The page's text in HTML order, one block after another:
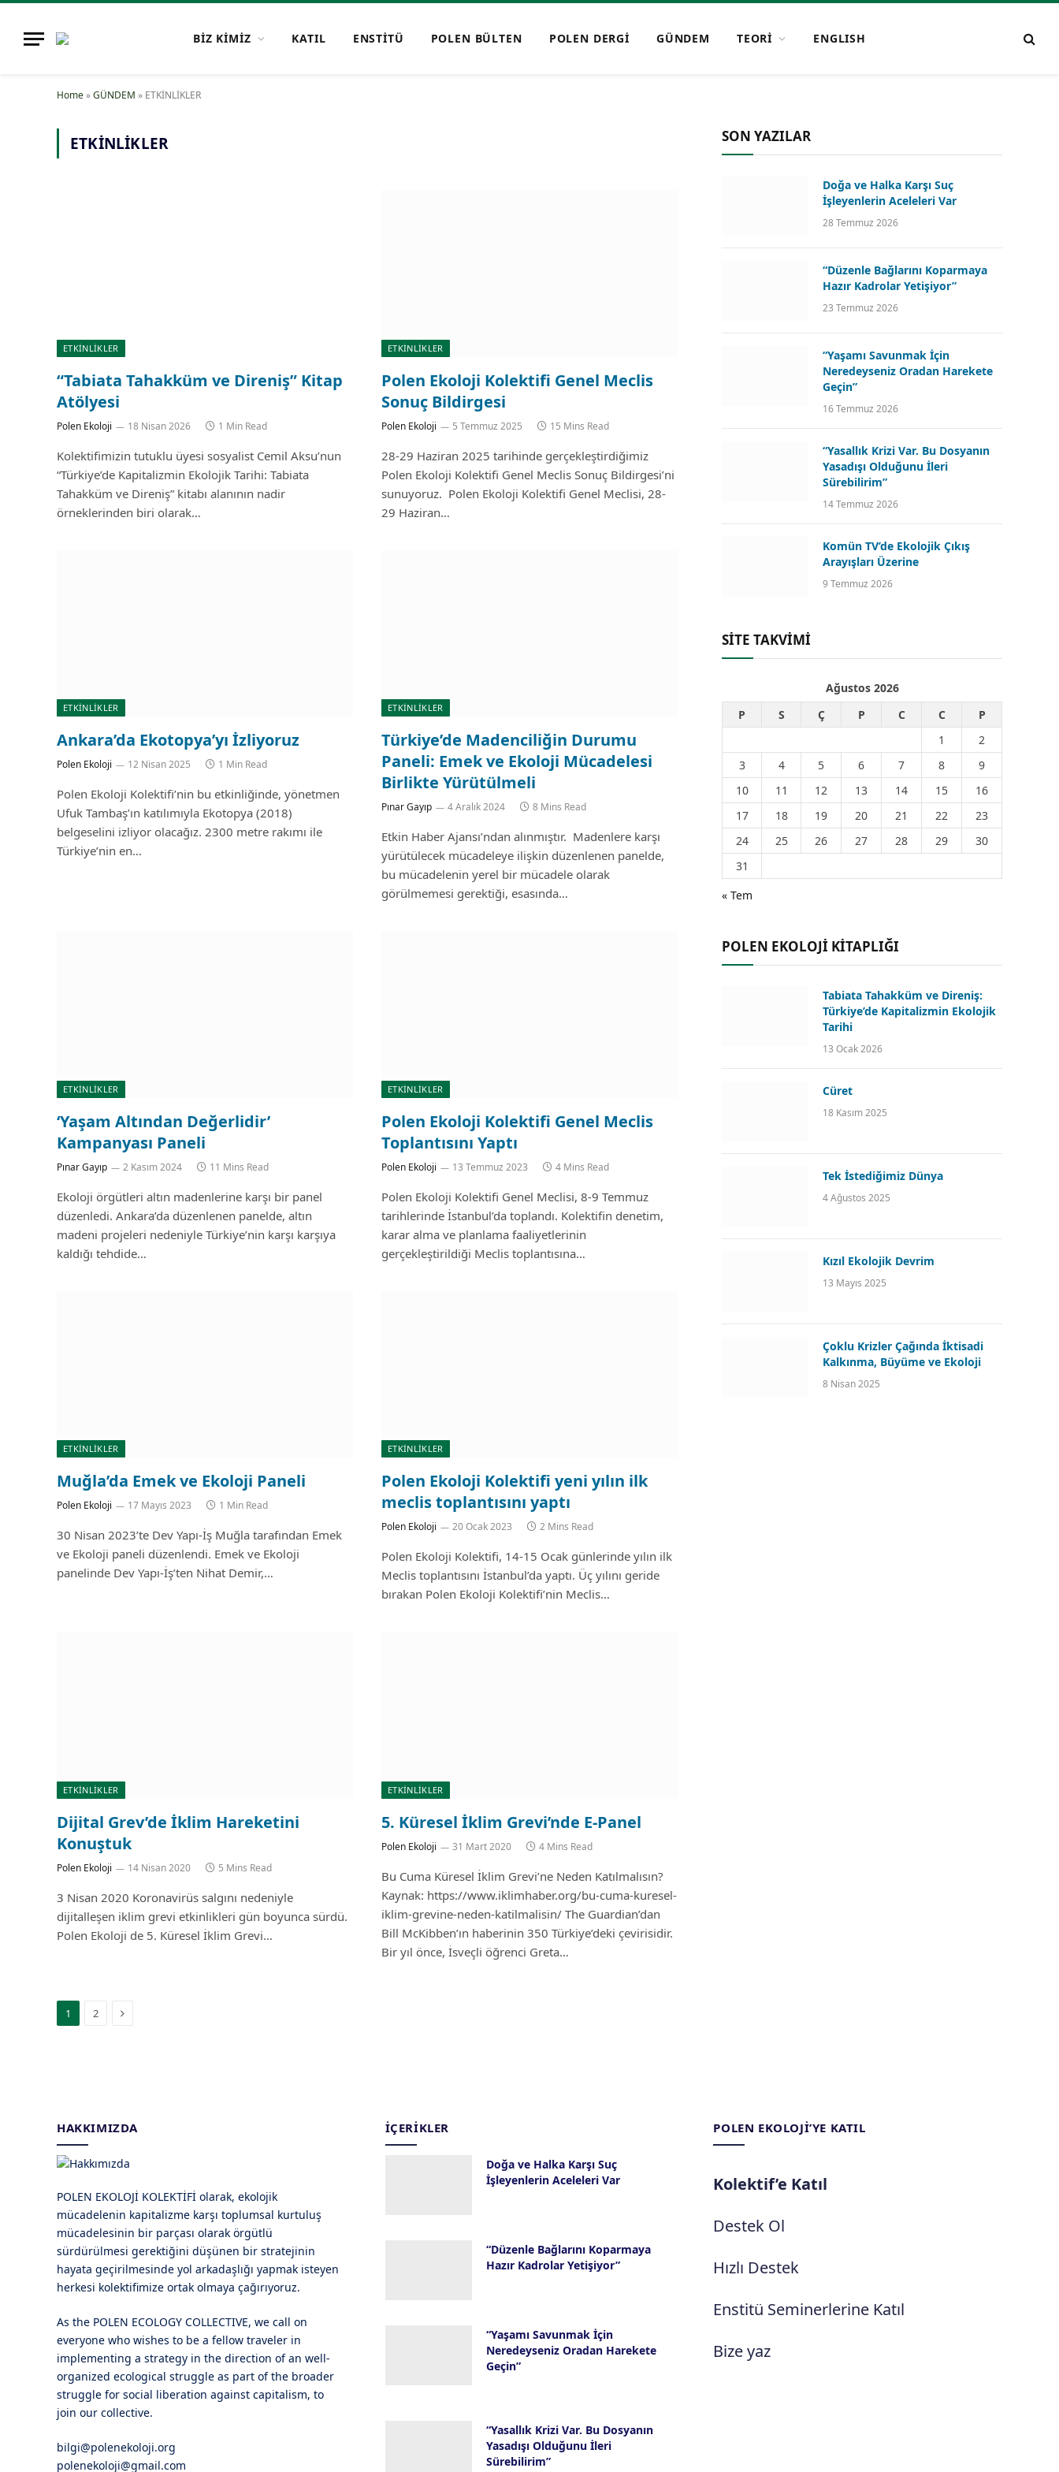
BİZ KİMİZ KATIL ENSTİTÜ POLEN BÜLTEN POLEN DERGİ GÜNDEM TEORİ ENGLISH
Home»GÜNDEM » ETKİNLİKLER
ETKİNLİKLER
ETKİNLİKLER
“Tabiata Tahakküm ve Direniş” Kitap
Atölyesi
Polen Ekoloji 18 Nisan 2026 1 Min Read
Kolektifimizin tutuklu üyesi sosyalist Cemil Aksu’nun
“Türkiye’de Kapitalizmin Ekolojik Tarihi: Tabiata
Tahakküm ve Direniş” kitabı alanının nadir
örneklerinden biri olarak…
ETKİNLİKLER
Polen Ekoloji Kolektifi Genel Meclis
Sonuç Bildirgesi
Polen Ekoloji 5 Temmuz 2025 15 Mins Read
28-29 Haziran 2025 tarihinde gerçekleştirdiğimiz
Polen Ekoloji Kolektifi Genel Meclis Sonuç Bildirgesi’ni
sunuyoruz. Polen Ekoloji Kolektifi Genel Meclisi, 28-
29 Haziran…
ETKİNLİKLER
Ankara’da Ekotopya’yı İzliyoruz
Polen Ekoloji 12 Nisan 2025 1 Min Read
Polen Ekoloji Kolektifi’nin bu etkinliğinde, yönetmen
Ufuk Tambaş’ın katılımıyla Ekotopya (2018)
belgeselini izliyor olacağız. 2300 metre rakımı ile
Türkiye’nin en…
ETKİNLİKLER
Türkiye’de Madenciliğin Durumu
Paneli: Emek ve Ekoloji Mücadelesi
Birlikte Yürütülmeli
Pınar Gayıp 4 Aralık 2024 8 Mins Read
Etkin Haber Ajansı’ndan alınmıştır. Madenlere karşı
yürütülecek mücadeleye ilişkin düzenlenen panelde,
bu mücadelenin yerel bir mücadele olarak
görülmemesi gerektiği, esasında…
ETKİNLİKLER
‘Yaşam Altından Değerlidir’
Kampanyası Paneli
Pınar Gayıp 2 Kasım 2024 11 Mins Read
Ekoloji örgütleri altın madenlerine karşı bir panel
düzenledi. Ankara’da düzenlenen panelde, altın
madeni projeleri nedeniyle Türkiye’nin karşı karşıya
kaldığı tehdide…
ETKİNLİKLER
Polen Ekoloji Kolektifi Genel Meclis
Toplantısını Yaptı
Polen Ekoloji 13 Temmuz 2023 4 Mins Read
Polen Ekoloji Kolektifi Genel Meclisi, 8-9 Temmuz
tarihlerinde İstanbul’da toplandı. Kolektifin denetim,
karar alma ve planlama faaliyetlerinin
gerçekleştirildiği Meclis toplantısına…
ETKİNLİKLER
Muğla’da Emek ve Ekoloji Paneli
Polen Ekoloji 17 Mayıs 2023 1 Min Read
30 Nisan 2023’te Dev Yapı-İş Muğla tarafından Emek
ve Ekoloji paneli düzenlendi. Emek ve Ekoloji
panelinde Dev Yapı-İş’ten Nihat Demir,…
ETKİNLİKLER
Polen Ekoloji Kolektifi yeni yılın ilk
meclis toplantısını yaptı
Polen Ekoloji 20 Ocak 2023 2 Mins Read
Polen Ekoloji Kolektifi, 14-15 Ocak günlerinde yılın ilk
Meclis toplantısını İstanbul’da yaptı. Üç yılını geride
bırakan Polen Ekoloji Kolektifi’nin Meclis…
ETKİNLİKLER
Dijital Grev’de İklim Hareketini
Konuştuk
Polen Ekoloji 14 Nisan 2020 5 Mins Read
3 Nisan 2020 Koronavirüs salgını nedeniyle
dijitalleşen iklim grevi etkinlikleri gün boyunca sürdü.
Polen Ekoloji de 5. Küresel İklim Grevi…
ETKİNLİKLER
5. Küresel İklim Grevi’nde E-Panel
Polen Ekoloji 31 Mart 2020 4 Mins Read
Bu Cuma Küresel İklim Grevi’ne Neden Katılmalısın?
Kaynak: https://www.iklimhaber.org/bu-cuma-kuresel-
iklim-grevine-neden-katilmalisin/ The Guardian’dan
Bill McKibben’ın haberinin 350 Türkiye’deki çevirisidir.
Bir yıl önce, İsveçli öğrenci Greta…
1 2 Next
SON YAZILAR
Doğa ve Halka Karşı Suç
İşleyenlerin Aceleleri Var
28 Temmuz 2026
“Düzenle Bağlarını Koparmaya
Hazır Kadrolar Yetişiyor”
23 Temmuz 2026
“Yaşamı Savunmak İçin
Neredeyseniz Oradan Harekete
Geçin”
16 Temmuz 2026
“Yasallık Krizi Var. Bu Dosyanın
Yasadışı Olduğunu İleri
Sürebilirim”
14 Temmuz 2026
Komün TV’de Ekolojik Çıkış
Arayışları Üzerine
9 Temmuz 2026
SİTE TAKVİMİ
Ağustos 2026
P
S Ç P C C
P
1
2
3
4 5 6 7 8
9
10
11 12 13 14 15
16
17
18 19 20 21 22
23
24
25 26 27 28 29
30
31
« Tem
POLEN EKOLOJİ KİTAPLIĞI
Tabiata Tahakküm ve Direniş:
Türkiye’de Kapitalizmin Ekolojik
Tarihi
13 Ocak 2026
Cüret
18 Kasım 2025
Tek İstediğimiz Dünya
4 Ağustos 2025
Kızıl Ekolojik Devrim
13 Mayıs 2025
Çoklu Krizler Çağında İktisadi
Kalkınma, Büyüme ve Ekoloji
8 Nisan 2025
HAKKIMIZDA
POLEN EKOLOJİ KOLEKTİFİ olarak, ekolojik
mücadelenin kapitalizme karşı toplumsal kurtuluş
mücadelesinin bir parçası olarak örgütlü
sürdürülmesi gerektiğini düşünen bir stratejinin
hayata geçirilmesinde yol arkadaşlığı yapmak isteyen
herkesi kolektifimize ortak olmaya çağırıyoruz.
As the POLEN ECOLOGY COLLECTIVE, we call on
everyone who wishes to be a fellow traveler in
implementing a strategy in the direction of an well-
organized ecological struggle as part of the broader
struggle for social liberation against capitalism, to
join our collective.
bilgi@polenekoloji.org
polenekoloji@gmail.com
İÇERIKLER
Doğa ve Halka Karşı Suç
İşleyenlerin Aceleleri Var
“Düzenle Bağlarını Koparmaya
Hazır Kadrolar Yetişiyor”
“Yaşamı Savunmak İçin
Neredeyseniz Oradan Harekete
Geçin”
“Yasallık Krizi Var. Bu Dosyanın
Yasadışı Olduğunu İleri
Sürebilirim”
POLEN EKOLOJI’YE KATIL
Kolektif’e Katıl
Destek Ol
Hızlı Destek
Enstitü Seminerlerine Katıl
Bize yaz